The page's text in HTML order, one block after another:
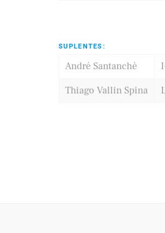
SUPLENTES:
André Santanchè
Thiago Vallin Spina